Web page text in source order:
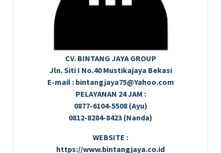
CV. BINTANG JAYA GROUP
Jln. Siti I No.40 Mustikajaya Bekasi
E-mail : bintangjaya75@Yahoo.com
PELAYANAN 24 JAM :
0877-6104-5508 (Ayu)
0812-8284-8423 (Nanda)
WEBSITE :
https://www.bintangjaya.co.id